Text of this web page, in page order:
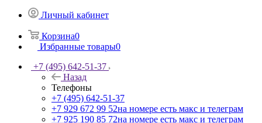
Личный кабинет
Корзина0
Избранные товары0
+7 (495) 642-51-37
Назад
Телефоны
+7 (495) 642-51-37
+7 929 672 99 52на номере есть макс и телеграм
+7 925 190 85 72на номере есть макс и телеграм